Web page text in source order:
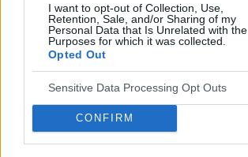
I want to opt-out of Collection, Use,
Retention, Sale, and/or Sharing of my
Personal Data that Is Unrelated with the
Purposes for which it was collected.
Opted Out
Sensitive Data Processing Opt Outs
CONFIRM
Reklama: